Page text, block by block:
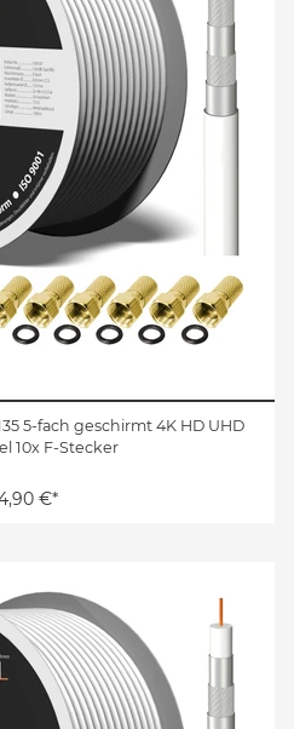
5-fach geschirmt 4K HD UHD
10x F-Stecker
€*